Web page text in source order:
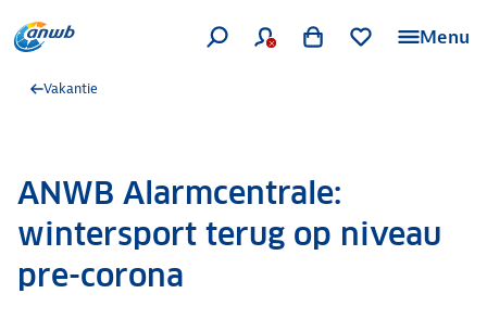
Menu
Vakantie
ANWB Alarmcentrale:
wintersport terug op niveau
pre-corona